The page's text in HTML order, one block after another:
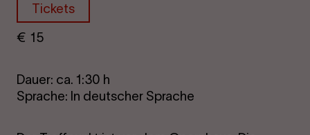
Tickets
€​ 15
Dauer: ca. 1:30 h
Sprache: In deutscher Sprache